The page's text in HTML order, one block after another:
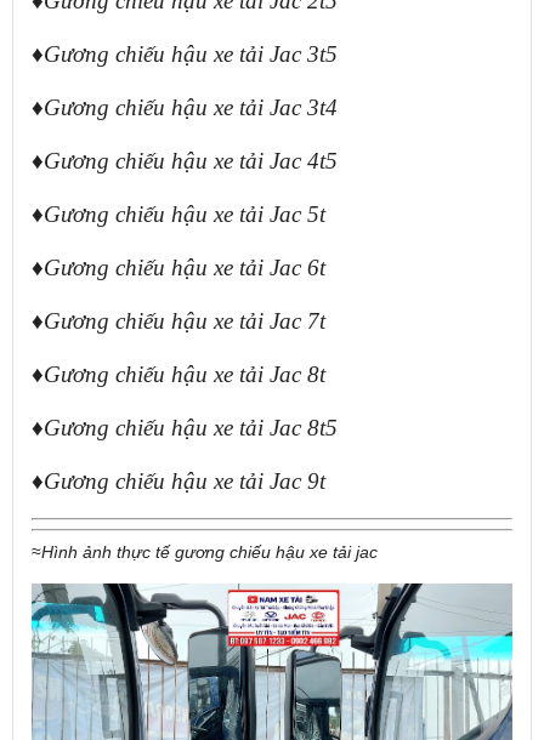
♦Gương chiếu hậu xe tải Jac 3t5
♦Gương chiếu hậu xe tải Jac 3t4
♦Gương chiếu hậu xe tải Jac 4t5
♦Gương chiếu hậu xe tải Jac 5t
♦Gương chiếu hậu xe tải Jac 6t
♦Gương chiếu hậu xe tải Jac 7t
♦Gương chiếu hậu xe tải Jac 8t
♦Gương chiếu hậu xe tải Jac 8t5
♦Gương chiếu hậu xe tải Jac 9t
≈Hình ảnh thực tế gương chiếu hậu xe tải jac